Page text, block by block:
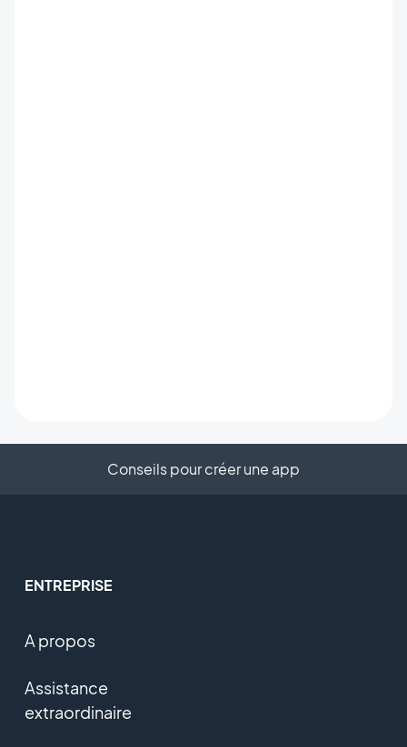
Conseils pour créer une app
ENTREPRISE
A propos
Assistance
extraordinaire